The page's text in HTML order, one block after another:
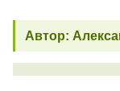
Автор: